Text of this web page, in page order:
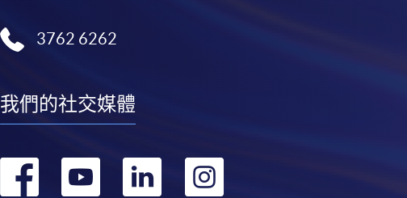
3762 6262
我們的社交媒體
轉 轉 轉 轉